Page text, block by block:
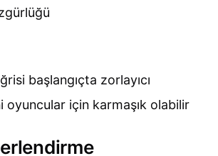
başlangıçta zorlayıcı
oyuncular için karmaşık olabilir